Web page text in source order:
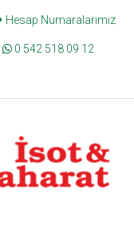
Hesap Numaralarımız
0 542 518 09 12